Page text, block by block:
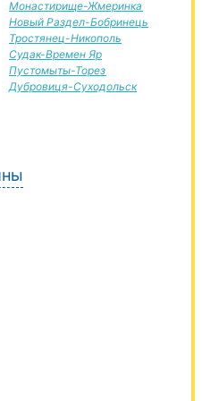
Монастирище-Жмеринка
Новый Раздел-Бобринець
Тростянец-Никополь
Судак-Времен Яр
Пустомыты-Торез
Дубровиця-Суходольск